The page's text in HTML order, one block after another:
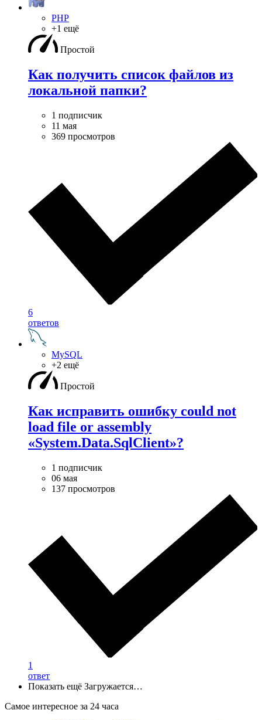
PHP
+1 ещё
Простой
Как получить список файлов из
локальной папки?
1 подписчик
11 мая
369 просмотров
6
ответов
MySQL
+2 ещё
Простой
Как исправить ошибку could not
load file or assembly
«System.Data.SqlClient»?
1 подписчик
06 мая
137 просмотров
1
ответ
Показать ещё Загружается…
Самое интересное за 24 часа